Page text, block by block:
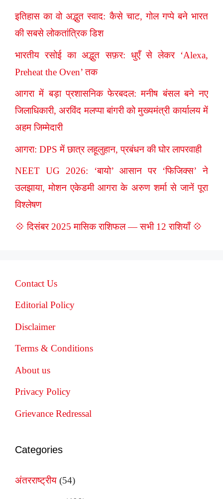
इतिहास का वो अद्भुत स्वाद: कैसे चाट, गोल गप्पे बने भारत
की सबसे लोकतांत्रिक डिश
भारतीय रसोई का अद्भुत सफ़र: धुएँ से लेकर ‘Alexa,
Preheat the Oven’ तक
आगरा में बड़ा प्रशासनिक फेरबदल: मनीष बंसल बने नए
जिलाधिकारी, अरविंद मलप्पा बांगरी को मुख्यमंत्री कार्यालय में
अहम जिम्मेदारी
आगरा: DPS में छात्र लहूलुहान, प्रबंधन की घोर लापरवाही
NEET UG 2026: ‘बायो’ आसान पर ‘फिजिक्स’ ने
उलझाया, मोशन एकेडमी आगरा के अरुण शर्मा से जानें पूरा
विश्लेषण
💠 दिसंबर 2025 मासिक राशिफल — सभी 12 राशियाँ 💠
Contact Us
Editorial Policy
Disclaimer
Terms & Conditions
About us
Privacy Policy
Grievance Redressal
Categories
अंतरराष्ट्रीय (54)